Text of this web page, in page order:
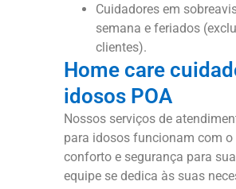
Cuidadores em
semana e feriados
clientes).
Home care
idosos POA
Nossos serviços de
para idosos funcionam com o
conforto e segurança para
equipe se dedica às suas